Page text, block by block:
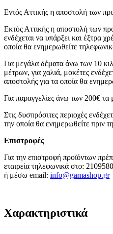
Εντός Αττικής η αποστολή των
Εκτός Αττικής η αποστολή των
ενδέχεται να υπάρξει και έξτρα
οποία θα ενημερωθείτε
Για μεγάλα δέματα άνω των 10
μέτρων, για χαλιά, μοκέτες
αποστολής για τα οποία θα
Για παραγγελίες άνω των 200€ τα
Στις δυσπρόσιτες περιοχές
την οποία θα ενημερωθείτε πριν
Επιστροφές
Για την επιστροφή προϊόντων
εταιρεία τηλεφωνικά στο:
ή μέσω email: info@gamashop.gr
Χαρακτηριστικά